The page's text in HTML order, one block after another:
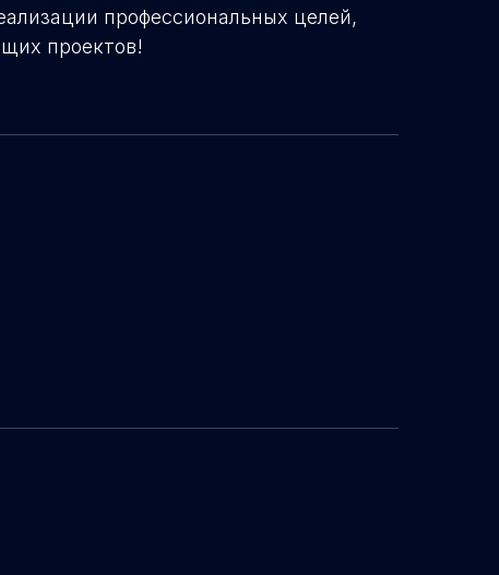
профессиональных целей,
проектов!